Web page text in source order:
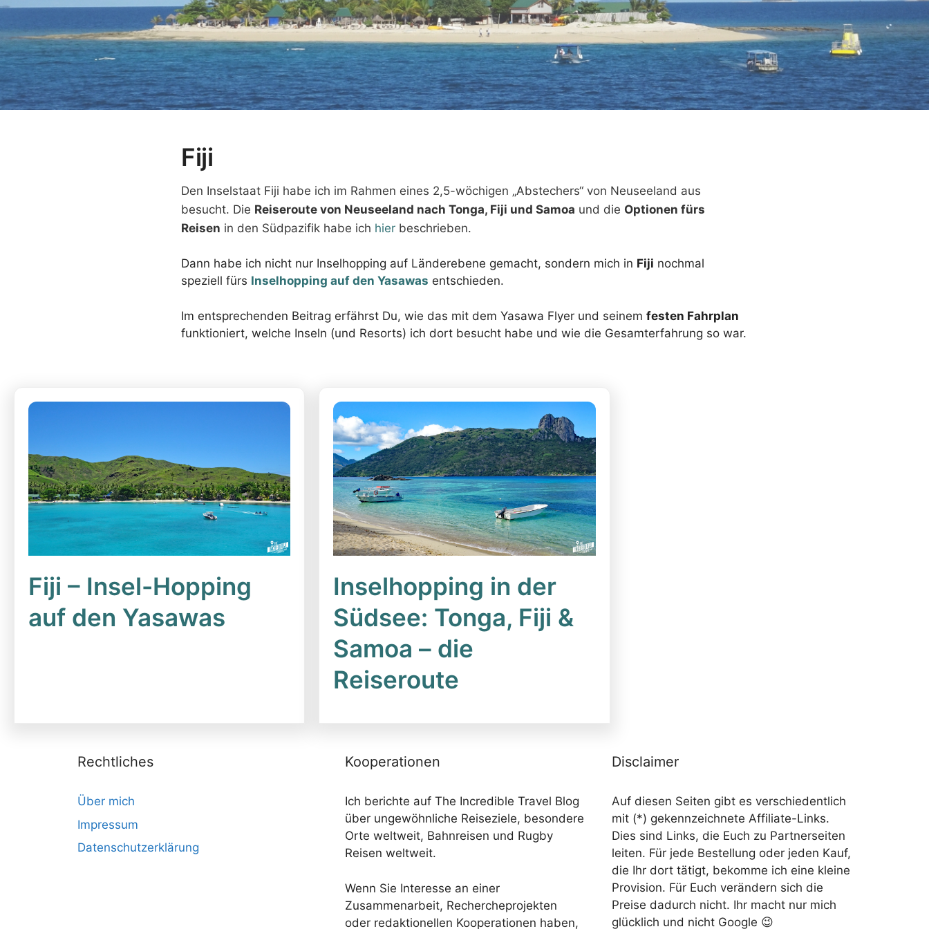
Fiji
Den Inselstaat Fiji habe ich im Rahmen eines 2,5-wöchigen „Abstechers“ von Neuseeland aus
besucht. Die Reiseroute von Neuseeland nach Tonga, Fiji und Samoa und die Optionen fürs
Reisen in den Südpazifik habe ich hier beschrieben.
Dann habe ich nicht nur Inselhopping auf Länderebene gemacht, sondern mich in Fiji nochmal
speziell fürs Inselhopping auf den Yasawas entschieden.
Im entsprechenden Beitrag erfährst Du, wie das mit dem Yasawa Flyer und seinem festen Fahrplan
funktioniert, welche Inseln (und Resorts) ich dort besucht habe und wie die Gesamterfahrung so war.
Fiji – Insel-Hopping
auf den Yasawas
Inselhopping in der
Südsee: Tonga, Fiji &
Samoa – die
Reiseroute
Rechtliches
Über mich
Impressum
Datenschutzerklärung
Kooperationen
Ich berichte auf The Incredible Travel Blog
über ungewöhnliche Reiseziele, besondere
Orte weltweit, Bahnreisen und Rugby
Reisen weltweit.
Wenn Sie Interesse an einer
Zusammenarbeit, Rechercheprojekten
oder redaktionellen Kooperationen haben,
Disclaimer
Auf diesen Seiten gibt es verschiedentlich
mit (*) gekennzeichnete Affiliate-Links.
Dies sind Links, die Euch zu Partnerseiten
leiten. Für jede Bestellung oder jeden Kauf,
die Ihr dort tätigt, bekomme ich eine kleine
Provision. Für Euch verändern sich die
Preise dadurch nicht. Ihr macht nur mich
glücklich und nicht Google 😉